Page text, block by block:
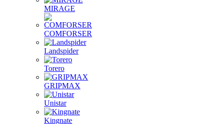
MIRAGE
COMFORSER
Landspider
Torero
GRIPMAX
Unistar
Kingnate